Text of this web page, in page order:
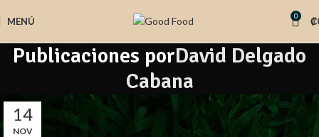
MENÚ 0 ₡
Publicaciones porDavid Delgado
Cabana
14
NOV